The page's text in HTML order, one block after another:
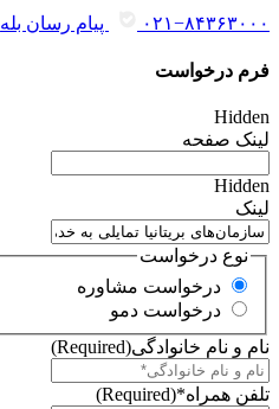
۰۲۱−۸۴۳۶۳۰۰۰ پیام رسان بله
فرم درخواست
Hidden
لینک صفحه
Hidden
لینک
نوع درخواست
درخواست مشاوره
درخواست دمو
نام و نام خانوادگی(Required)
تلفن همراه*(Required)